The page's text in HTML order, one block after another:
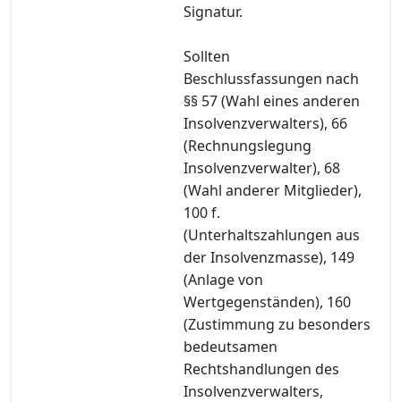
Signatur.
Sollten
Beschlussfassungen nach
§§ 57 (Wahl eines anderen
Insolvenzverwalters), 66
(Rechnungslegung
Insolvenzverwalter), 68
(Wahl anderer Mitglieder),
100 f.
(Unterhaltszahlungen aus
der Insolvenzmasse), 149
(Anlage von
Wertgegenständen), 160
(Zustimmung zu besonders
bedeutsamen
Rechtshandlungen des
Insolvenzverwalters,